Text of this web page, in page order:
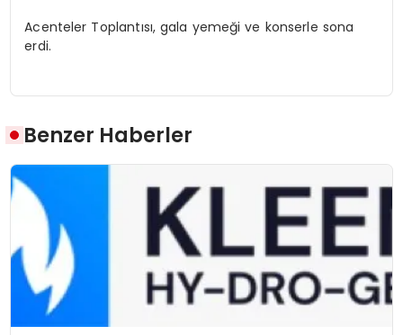
Acenteler Toplantısı, gala yemeği ve konserle sona
erdi.
Benzer Haberler